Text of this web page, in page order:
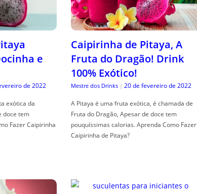
e
de 2022
exótica da
doce tem
Fazer Caipirinha
Caipirinha de Pitaya, A
Fruta do Dragão! Drink
100% Exótico!
Mestre dos Drinks | 20 de fevereiro de 2022
A Pitaya é uma fruta exótica, é chamada de
Fruta do Dragão, Apesar de doce tem
pouquíssimas calorias. Aprenda Como Fazer
Caipirinha de Pitaya?